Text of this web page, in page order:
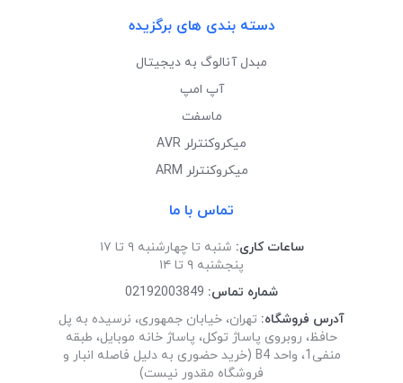
دسته بندی های برگزیده
مبدل آنالوگ به دیجیتال
آپ امپ
ماسفت
میکروکنترلر AVR
میکروکنترلر ARM
تماس با ما
ساعات کاری:شنبه تا چهارشنبه ۹ تا ۱۷
پنجشنبه ۹ تا ۱۴
شماره تماس: 02192003849
آدرس فروشگاه:تهران، خیابان جمهوری، نرسیده به پل
حافظ، روبروی پاساژ توکل، پاساژ خانه موبایل، طبقه
منفی1، واحد B4 (خرید حضوری به دلیل فاصله انبار و
فروشگاه مقدور نیست)